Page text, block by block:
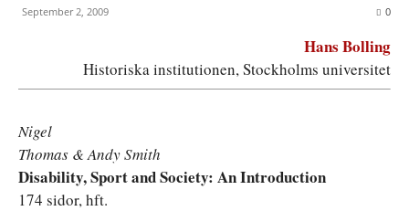
September 2, 2009 0
Hans Bolling
Historiska institutionen, Stockholms universitet
Nigel
Thomas & Andy Smith
Disability, Sport and Society: An Introduction
174 sidor, hft.